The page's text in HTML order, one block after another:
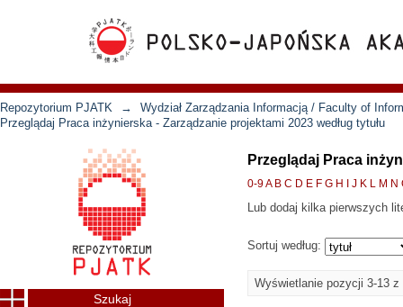
Repozytorium PJATK →
Wydział Zarządzania Informacją / Faculty of
Przeglądaj Praca inżynierska - Zarządzanie projektami 2023 według tytułu
Przeglądaj Praca
0-9A B C D E F G H J K L M N
Lub dodaj kilka pierwszych
Sortuj według:
Wyświetlanie pozycji 3-13 z
Szukaj